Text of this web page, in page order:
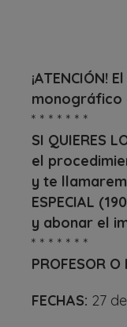
¡ATENCIÓN!
monográfico
* * * * * * *
SI QUIERES
el
y te
ESPECIAL
y abonar el
* * * * * * *
PROFESOR O
FECHAS: 27